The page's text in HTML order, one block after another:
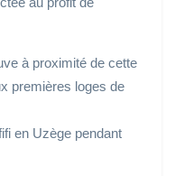
à proximité de cette
premières loges de
en Uzège pendant